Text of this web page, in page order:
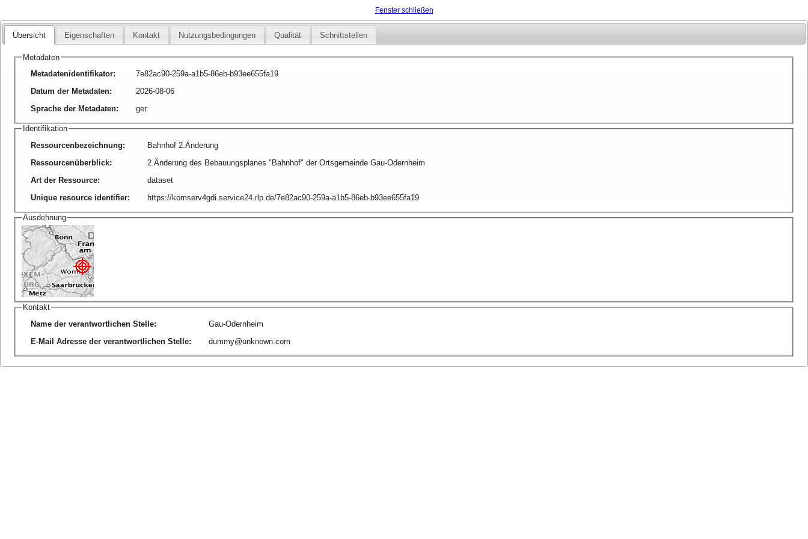
Fenster schließen
Übersicht Eigenschaften Kontakt Nutzungsbedingungen Qualität Schnittstellen
Metadaten
Metadatenidentifikator:
7e82ac90-259a-a1b5-86eb-b93ee655fa19
Datum der Metadaten:
2026-08-06
Sprache der Metadaten: ger
Identifikation
Ressourcenbezeichnung:
Bahnhof 2.Änderung
Ressourcenüberblick:
2.Änderung des Bebauungsplanes "Bahnhof" der Ortsgemeinde Gau-Odernheim
Art der Ressource:
dataset
Unique resource identifier: https://komserv4gdi.service24.rlp.de/7e82ac90-259a-a1b5-86eb-b93ee655fa19
Ausdehnung
Kontakt
Name der verantwortlichen Stelle:
Gau-Odernheim
E-Mail Adresse der verantwortlichen Stelle: dummy@unknown.com